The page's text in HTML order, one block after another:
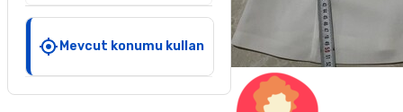
Mevcut konumu kullan